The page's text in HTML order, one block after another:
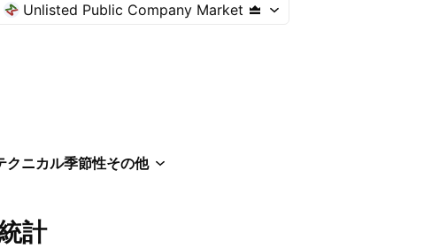
Unlisted Public Company Market
クニカル季節性その他
計